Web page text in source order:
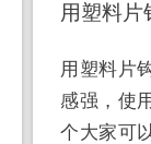
用塑料片
用塑料片
感强，使
个大家可